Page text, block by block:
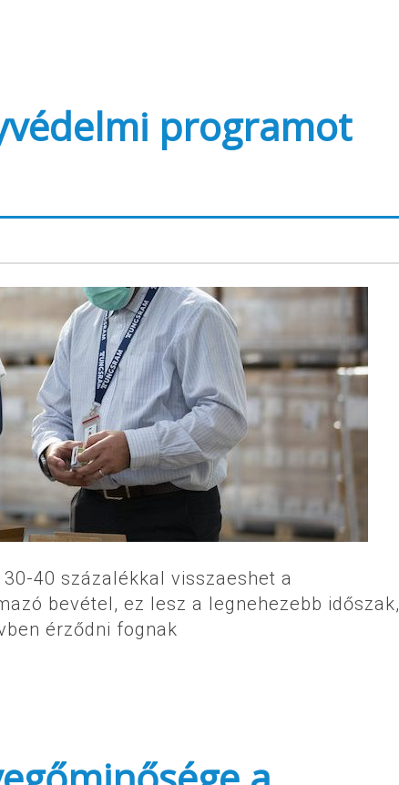
programot
40 százalékkal visszaeshet a
bevétel, ez lesz a legnehezebb időszak,
érződni fognak